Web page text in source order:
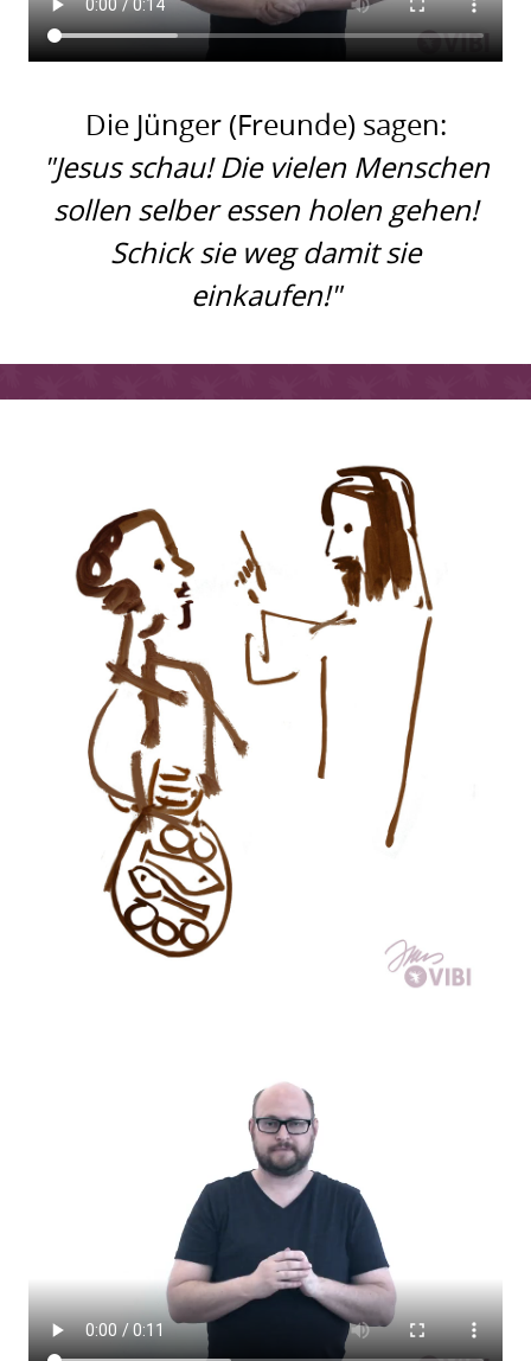
Die Jünger (Freunde) sagen:
"Jesus schau! Die vielen Menschen
sollen selber essen holen gehen!
Schick sie weg damit sie
einkaufen!"